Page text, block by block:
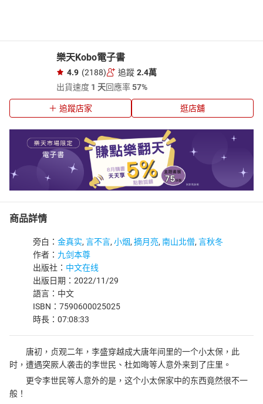
樂天Kobo電子書
4.9 (2188) 追蹤 2.4萬
出貨速度 1 天回應率57%
追蹤店家 逛店舖
商品詳情
旁白： 金真实, 言不言, 小烟, 摘月亮, 南山北僧, 言秋冬
作者： 九剑本尊
出版社： 中文在线
出版日期：2022/11/29
語言：中文
ISBN：7590600025025
時長：07:08:33
唐初，贞观二年，李盛穿越成大唐年间里的一个小太保，此
时，遭遇突厥人袭击的李世民、杜如晦等人意外来到了庄里。
更令李世民等人意外的是，这个小太保家中的东西竟然很不一
般！